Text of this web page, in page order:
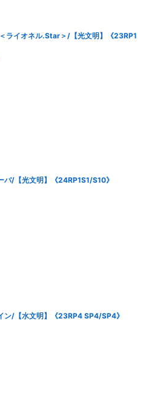
ライオネル.Star＞/【光文明】《23RP1
バ/【光文明】《24RP1S1/S10》
ン/【水文明】《23RP4 SP4/SP4》